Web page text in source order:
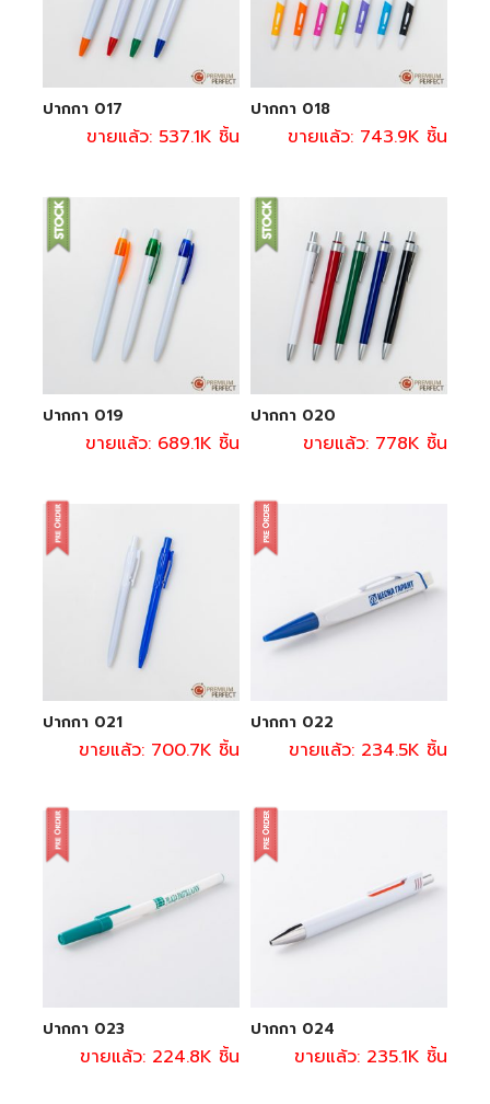
ปากกา 017
ขายแล้ว: 537.1K ชิ้น
ปากกา 018
ขายแล้ว: 743.9K ชิ้น
ปากกา 019
ขายแล้ว: 689.1K ชิ้น
ปากกา 020
ขายแล้ว: 778K ชิ้น
ปากกา 021
ขายแล้ว: 700.7K ชิ้น
ปากกา 022
ขายแล้ว: 234.5K ชิ้น
ปากกา 023
ขายแล้ว: 224.8K ชิ้น
ปากกา 024
ขายแล้ว: 235.1K ชิ้น